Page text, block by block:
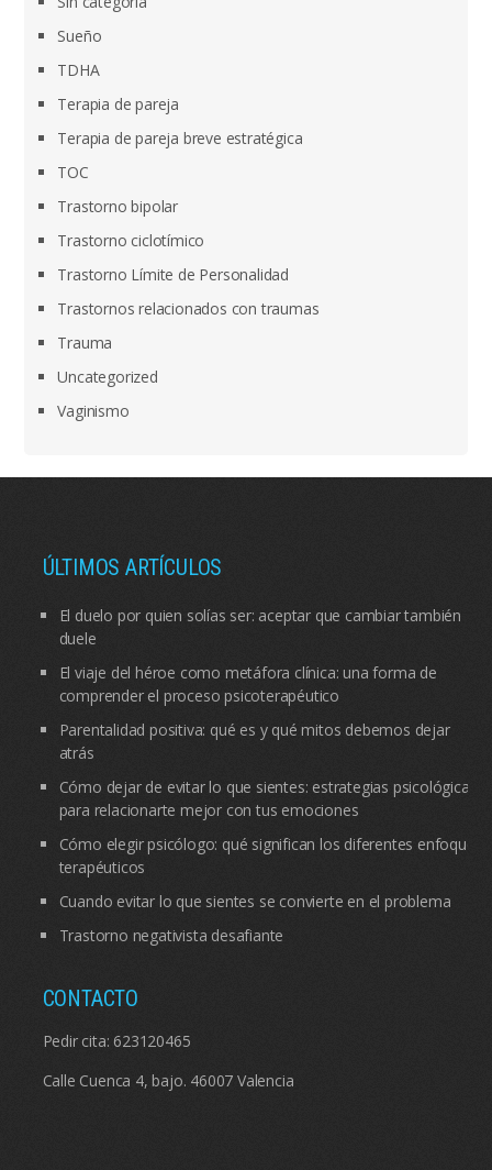
Sueño
TDHA
Terapia de pareja
Terapia de pareja breve estratégica
TOC
Trastorno bipolar
Trastorno ciclotímico
Trastorno Límite de Personalidad
Trastornos relacionados con traumas
Trauma
Uncategorized
Vaginismo
ÚLTIMOS ARTÍCULOS
El duelo por quien solías ser: aceptar que cambiar también
duele
El viaje del héroe como metáfora clínica: una forma de
comprender el proceso psicoterapéutico
Parentalidad positiva: qué es y qué mitos debemos dejar
atrás
Cómo dejar de evitar lo que sientes: estrategias psicológicas
para relacionarte mejor con tus emociones
Cómo elegir psicólogo: qué significan los diferentes enfoques
terapéuticos
Cuando evitar lo que sientes se convierte en el problema
Trastorno negativista desafiante
CONTACTO
Pedir cita: 623120465
Calle Cuenca 4, bajo. 46007 Valencia